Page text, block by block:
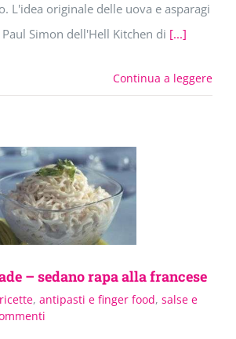
L'idea originale delle uova e asparagi
Simon dell'Hell Kitchen di [...]
Continua a leggere
– sedano rapa alla francese
ricette, antipasti e finger food, salse e